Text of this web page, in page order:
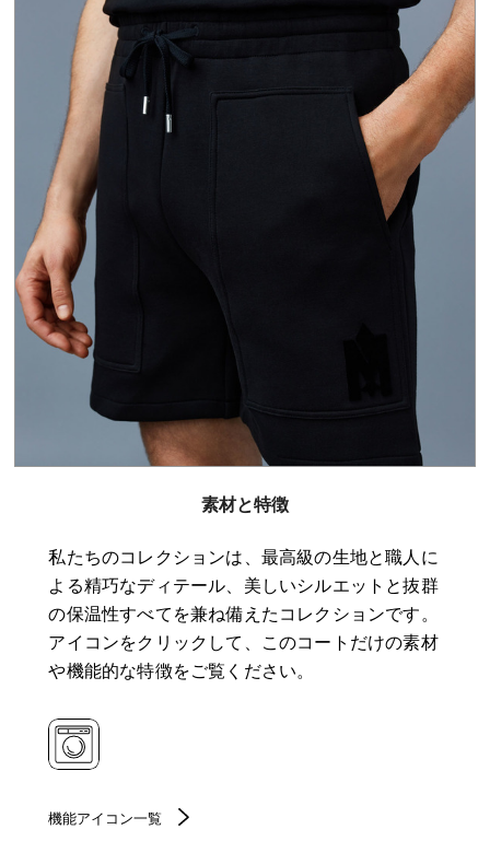
素材と特徴
私たちのコレクションは、最高級の生地と職人に
よる精巧なディテール、美しいシルエットと抜群
の保温性すべてを兼ね備えたコレクションです。
アイコンをクリックして、このコートだけの素材
や機能的な特徴をご覧ください。
機能アイコン一覧